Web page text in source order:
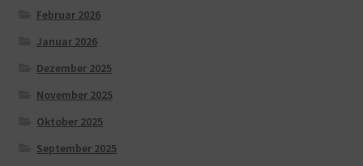
Februar 2026
Januar 2026
Dezember 2025
November 2025
Oktober 2025
September 2025